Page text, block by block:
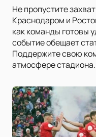
Не пропустите
Краснодаром и
как команды готовы
событие обещает
Поддержите свою
атмосфере стадиона.